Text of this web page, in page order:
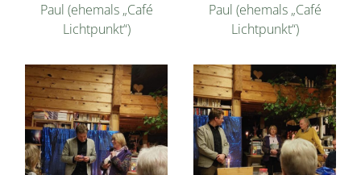
Paul (ehemals „Café
Lichtpunkt“)
Paul (ehemals „Café
Lichtpunkt“)